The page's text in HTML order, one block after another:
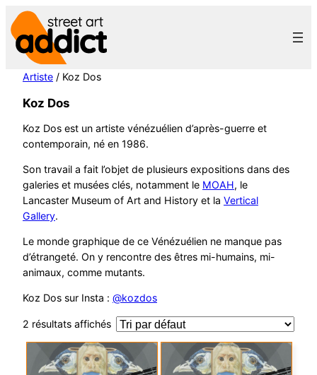
Aller
au
contenu
Artiste / Koz Dos
Koz Dos
Koz Dos est un artiste vénézuélien d’après-guerre et
contemporain, né en 1986.
Son travail a fait l’objet de plusieurs expositions dans des
galeries et musées clés, notamment le MOAH, le
Lancaster Museum of Art and History et la Vertical
Gallery.
Le monde graphique de ce Vénézuélien ne manque pas
d’étrangeté. On y rencontre des êtres mi-humains, mi-
animaux, comme mutants.
Koz Dos sur Insta : @kozdos
2 résultats affichés